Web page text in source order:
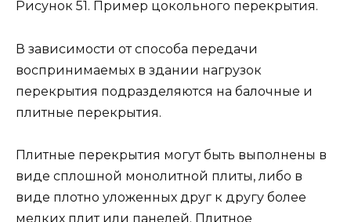
Рисунок 51. Пример цокольного перекрытия.
В зависимости от способа передачи
воспринимаемых в здании нагрузок
перекрытия подразделяются на балочные и
плитные перекрытия.
Плитные перекрытия могут быть выполнены в
виде сплошной монолитной плиты, либо в
виде плотно уложенных друг к другу более
мелких плит или панелей. Плитное